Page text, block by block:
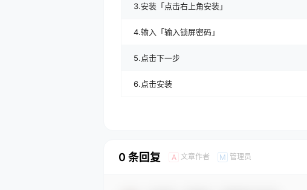
3.安装「点击右上角安装」
4.输入「输入锁屏密码」
5.点击下一步
6.点击安装
0 条回复 A 文章作者 M 管理员